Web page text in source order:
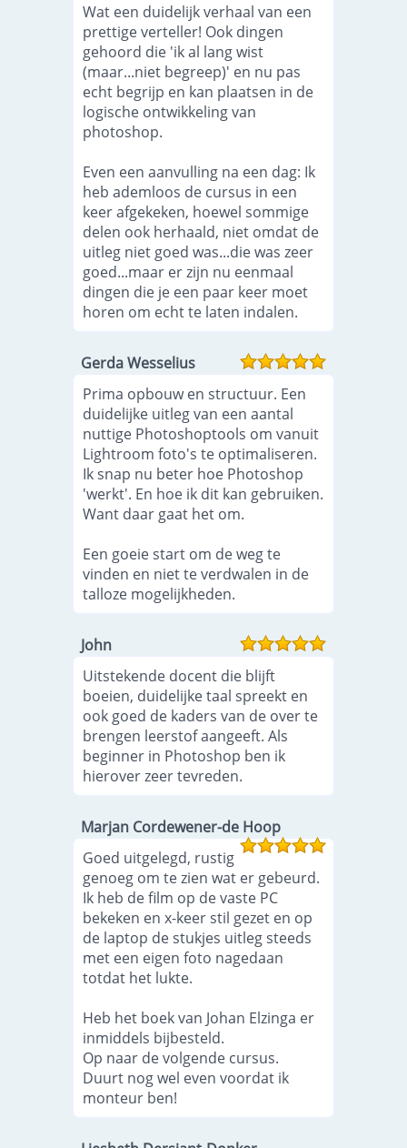
Wat een duidelijk verhaal van een
prettige verteller! Ook dingen
gehoord die 'ik al lang wist
(maar...niet begreep)' en nu pas
echt begrijp en kan plaatsen in de
logische ontwikkeling van
photoshop.
Even een aanvulling na een dag: Ik
heb ademloos de cursus in een
keer afgekeken, hoewel sommige
delen ook herhaald, niet omdat de
uitleg niet goed was...die was zeer
goed...maar er zijn nu eenmaal
dingen die je een paar keer moet
horen om echt te laten indalen.
Gerda Wesselius
Prima opbouw en structuur. Een
duidelijke uitleg van een aantal
nuttige Photoshoptools om vanuit
Lightroom foto's te optimaliseren.
Ik snap nu beter hoe Photoshop
'werkt'. En hoe ik dit kan gebruiken.
Want daar gaat het om.
Een goeie start om de weg te
vinden en niet te verdwalen in de
talloze mogelijkheden.
John
Uitstekende docent die blijft
boeien, duidelijke taal spreekt en
ook goed de kaders van de over te
brengen leerstof aangeeft. Als
beginner in Photoshop ben ik
hierover zeer tevreden.
Marjan Cordewener-de Hoop
Goed uitgelegd, rustig
genoeg om te zien wat er gebeurd.
Ik heb de film op de vaste PC
bekeken en x-keer stil gezet en op
de laptop de stukjes uitleg steeds
met een eigen foto nagedaan
totdat het lukte.
Heb het boek van Johan Elzinga er
inmiddels bijbesteld.
Op naar de volgende cursus.
Duurt nog wel even voordat ik
monteur ben!